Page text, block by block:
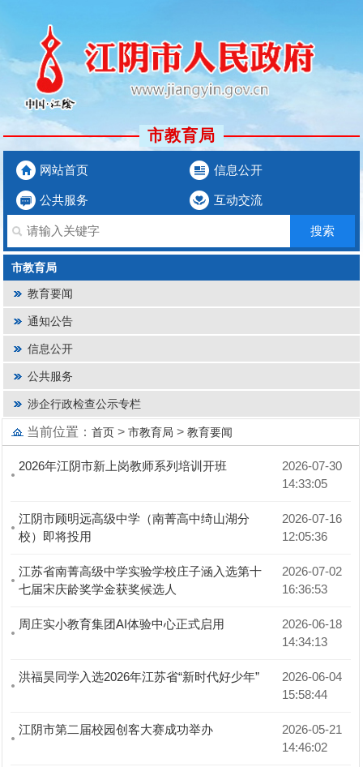
市教育局
网站首页 信息公开
公共服务 互动交流
市教育局
教育要闻
通知公告
信息公开
公共服务
涉企行政检查公示专栏
当前位置：首页 >市教育局 >教育要闻
2026年江阴市新上岗教师系列培训开班
2026-07-30
14:33:05
江阴市顾明远高级中学（南菁高中绮山湖分
校）即将投用
2026-07-16
12:05:36
江苏省南菁高级中学实验学校庄子涵入选第十
七届宋庆龄奖学金获奖候选人
2026-07-02
16:36:53
周庄实小教育集团AI体验中心正式启用
2026-06-18
14:34:13
洪福昊同学入选2026年江苏省“新时代好少年”
2026-06-04
15:58:44
江阴市第二届校园创客大赛成功举办
2026-05-21
14:46:02